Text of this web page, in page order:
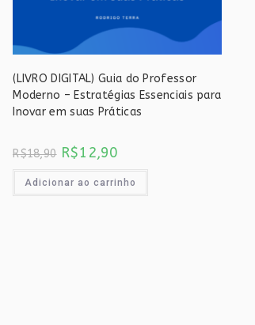
(LIVRO DIGITAL) Guia do Professor
Moderno – Estratégias Essenciais para
Inovar em suas Práticas
R$18,90 O
preço
era:
R$12,90
é:
Adicionar ao carrinho